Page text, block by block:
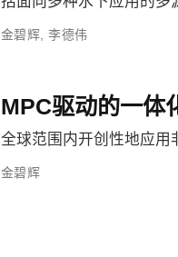
金碧辉 ,李德伟
MPC驱动的一体
全球范围内开创性地应用
金碧辉